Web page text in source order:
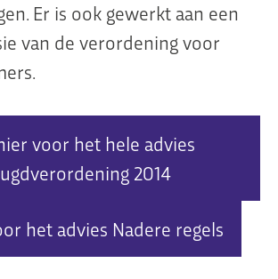
Er is ook gewerkt aan een
van de verordening voor
voor het hele advies
2014
het advies Nadere regels